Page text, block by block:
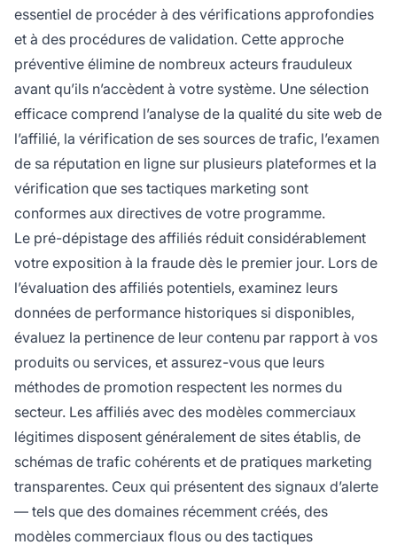
essentiel de procéder à des vérifications approfondies
et à des procédures de validation. Cette approche
préventive élimine de nombreux acteurs frauduleux
avant qu’ils n’accèdent à votre système. Une sélection
efficace comprend l’analyse de la qualité du site web de
l’affilié, la vérification de ses sources de trafic, l’examen
de sa réputation en ligne sur plusieurs plateformes et la
vérification que ses tactiques marketing sont
conformes aux directives de votre programme.
Le pré-dépistage des affiliés réduit considérablement
votre exposition à la fraude dès le premier jour. Lors de
l’évaluation des affiliés potentiels, examinez leurs
données de performance historiques si disponibles,
évaluez la pertinence de leur contenu par rapport à vos
produits ou services, et assurez-vous que leurs
méthodes de promotion respectent les normes du
secteur. Les affiliés avec des modèles commerciaux
légitimes disposent généralement de sites établis, de
schémas de trafic cohérents et de pratiques marketing
transparentes. Ceux qui présentent des signaux d’alerte
— tels que des domaines récemment créés, des
modèles commerciaux flous ou des tactiques